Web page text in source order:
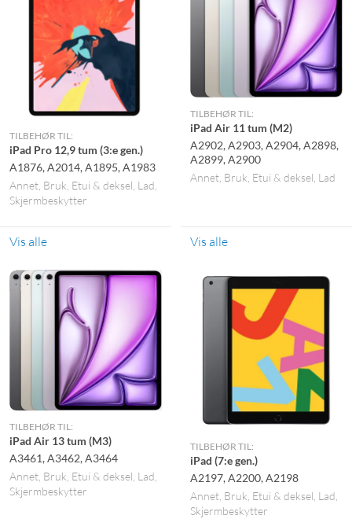
TILBEHØR TIL:
iPad Pro 12,9 tum (3:e gen.)
A1876, A2014, A1895, A1983
Annet Bruk Etui & deksel Lad
Skjermbeskytter
Vis alle
TILBEHØR TIL:
iPad Air 11 tum (M2)
A2902, A2903, A2904, A2898,
A2899, A2900
Annet Bruk Etui & deksel Lad
Vis alle
TILBEHØR TIL:
iPad Air 13 tum (M3)
A3461, A3462, A3464
Annet Bruk Etui & deksel Lad
Skjermbeskytter
TILBEHØR TIL:
iPad (7:e gen.)
A2197, A2200, A2198
Annet Bruk Etui & deksel Lad
Skjermbeskytter